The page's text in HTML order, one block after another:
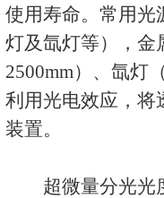
使用寿命。常用光
灯及氙灯等），金
2500mm）、氙灯
利用光电效应，将
装置。
超微量分光光度